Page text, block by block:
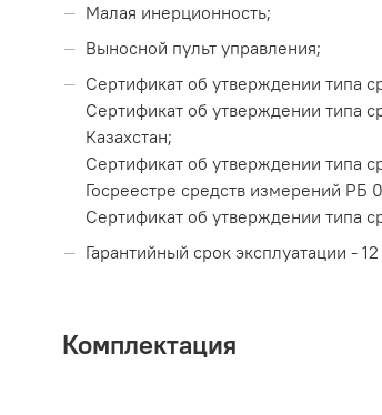
Малая инерционность;
Выносной пульт управления;
Сертификат об утверждении типа
Сертификат об утверждении типа
Казахстан;
Сертификат об утверждении типа
Госреестре средств измерений РБ
Сертификат об утверждении типа
Гарантийный срок эксплуатации -
Комплектация